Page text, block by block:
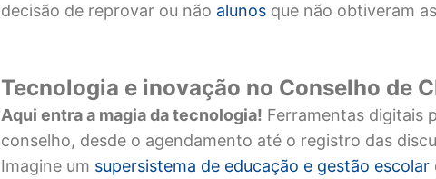
decisão de reprovar ou não alunos que não obtiveram
Tecnologia e inovação no Conselho de
Aqui entra a magia da tecnologia! Ferramentas digitais
conselho, desde o agendamento até o registro das
Imagine um supersistema de educação e gestão escolar